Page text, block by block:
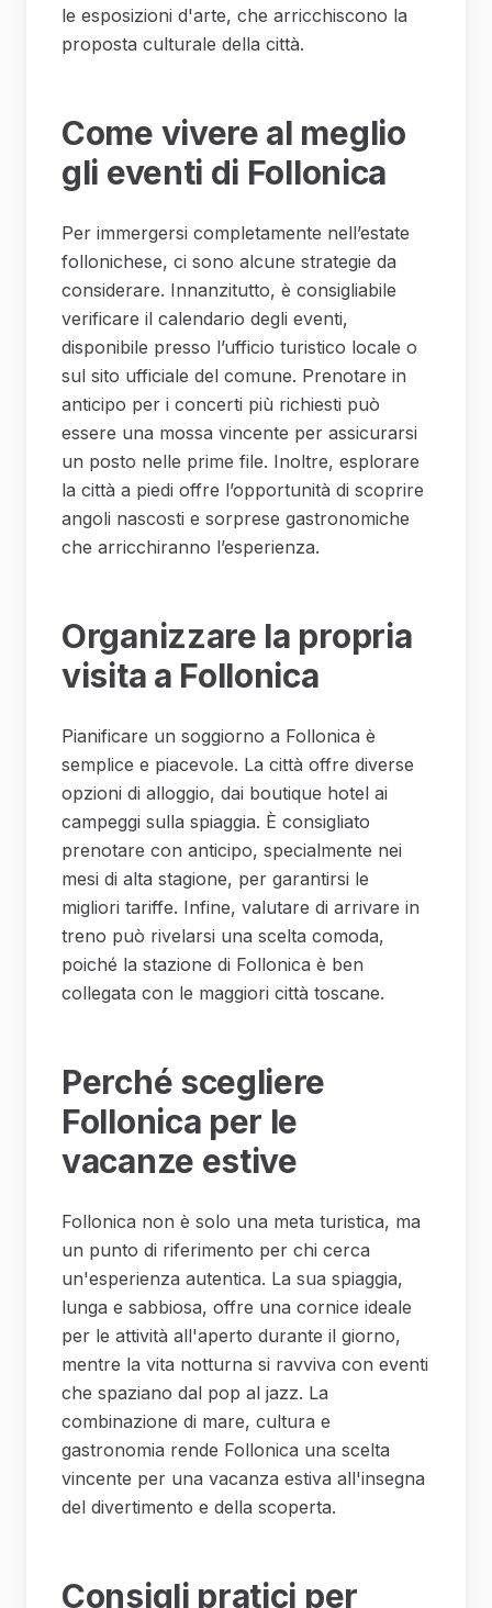
le esposizioni d'arte, che arricchiscono la
proposta culturale della città.
Come vivere al meglio
gli eventi di Follonica
Per immergersi completamente nell’estate
follonichese, ci sono alcune strategie da
considerare. Innanzitutto, è consigliabile
verificare il calendario degli eventi,
disponibile presso l’ufficio turistico locale o
sul sito ufficiale del comune. Prenotare in
anticipo per i concerti più richiesti può
essere una mossa vincente per assicurarsi
un posto nelle prime file. Inoltre, esplorare
la città a piedi offre l’opportunità di scoprire
angoli nascosti e sorprese gastronomiche
che arricchiranno l’esperienza.
Organizzare la propria
visita a Follonica
Pianificare un soggiorno a Follonica è
semplice e piacevole. La città offre diverse
opzioni di alloggio, dai boutique hotel ai
campeggi sulla spiaggia. È consigliato
prenotare con anticipo, specialmente nei
mesi di alta stagione, per garantirsi le
migliori tariffe. Infine, valutare di arrivare in
treno può rivelarsi una scelta comoda,
poiché la stazione di Follonica è ben
collegata con le maggiori città toscane.
Perché scegliere
Follonica per le
vacanze estive
Follonica non è solo una meta turistica, ma
un punto di riferimento per chi cerca
un'esperienza autentica. La sua spiaggia,
lunga e sabbiosa, offre una cornice ideale
per le attività all'aperto durante il giorno,
mentre la vita notturna si ravviva con eventi
che spaziano dal pop al jazz. La
combinazione di mare, cultura e
gastronomia rende Follonica una scelta
vincente per una vacanza estiva all'insegna
del divertimento e della scoperta.
Consigli pratici per